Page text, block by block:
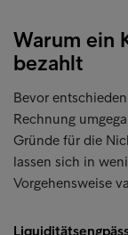
Warum ein
bezahlt
Bevor
Rechnung
Gründe für die
lassen sich in
Vorgehensweise